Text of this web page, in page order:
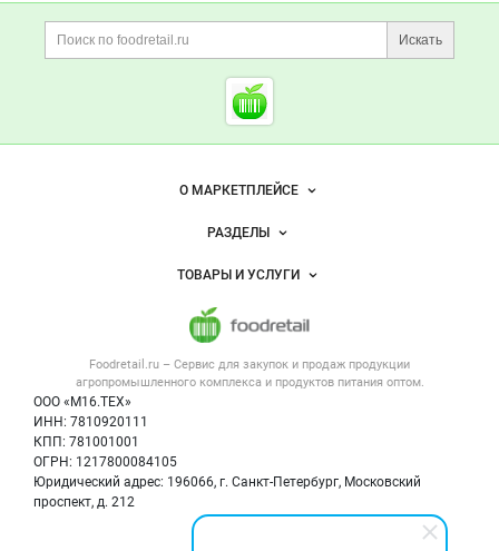
Дополнительная информация
Поиск по сайту и
Искать
Cсылки на полезные
Foodretail.ru
— продукты
Важные разделы и контакты
Foodretail.ru – Сервис для закупок и продаж продукции
агропромышленного комплекса и продуктов питания оптом.
ООО «М16.ТЕХ»
ИНН: 7810920111
КПП: 781001001
ОГРН: 1217800084105
Юридический адрес: 196066, г. Санкт-Петербург, Московский
проспект, д. 212
Навигация по сайтуО МАРКЕТПЛЕЙСЕ
Новости Foodretail.ru
Размещение рекламы
Публичная оферта
Контактная информация
Политика обработки персональных данных
РАЗДЕЛЫ
Объявления
Новости рынка
Вакансии
ТОВАРЫ И УСЛУГИ
Напитки, соки, вода
Оборудование для пищепрома
Информация о компаниях
Карта объявлений